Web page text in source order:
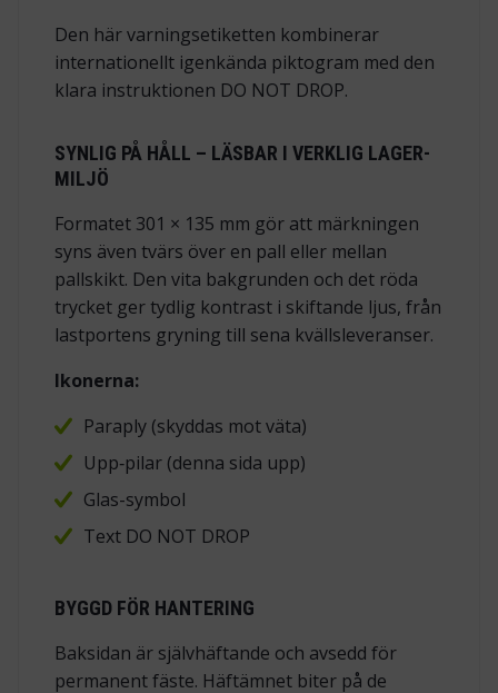
Den här varningsetiketten kombinerar
internationellt igenkända piktogram med den
klara instruktionen DO NOT DROP.
SYNLIG PÅ HÅLL – LÄSBAR I VERKLIG LAGER­
MILJÖ
Formatet 301 × 135 mm gör att märkningen
syns även tvärs över en pall eller mellan
pallskikt. Den vita bakgrunden och det röda
trycket ger tydlig kontrast i skiftande ljus, från
lastportens gryning till sena kvällsleveranser.
Ikonerna:
Paraply (skyddas mot väta)
Upp‑pilar (denna sida upp)
Glas-symbol
Text DO NOT DROP
BYGGD FÖR HANTERING
Baksidan är självhäftande och avsedd för
permanent fäste. Häftämnet biter på de